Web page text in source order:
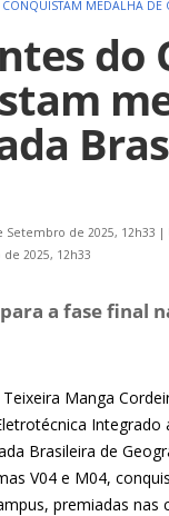
CONQUISTAM MEDALHA
do
Setembro de 2025, 12h33 |
2025, 12h33
a fase final
Manga
Brasileira de
V04 e M04,
premiadas